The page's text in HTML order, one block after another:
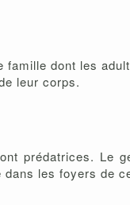
dont les
leur corps.
prédatrices. Le
les foyers de